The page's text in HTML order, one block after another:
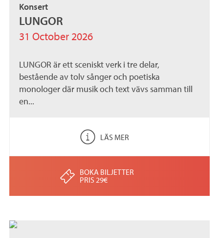
Konsert
LUNGOR
31 October 2026
LUNGOR är ett sceniskt verk i tre delar,
bestående av tolv sånger och poetiska
monologer där musik och text vävs samman till
en...
LÄS MER
BOKA BILJETTER
PRIS 29€